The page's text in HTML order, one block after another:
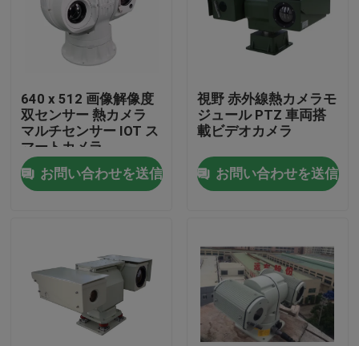
製品
わたしたち に つい て
640 x 512 画像解像度
双センサー 熱カメラ
マルチセンサー IOT ス
マートカメラ
お問い合わせを送信
視野 赤外線熱カメラモ
ジュール PTZ 車両搭
載ビデオカメラ
お問い合わせを送信